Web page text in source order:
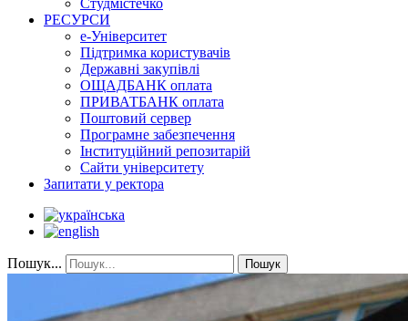
РЕСУРСИ
е-Університет
Підтримка користувачів
Державні закупівлі
ОЩАДБАНК оплата
ПРИВАТБАНК оплата
Поштовий сервер
Програмне забезпечення
Інституційний репозитарій
Сайти університету
Запитати у ректора
Пошук... Пошук